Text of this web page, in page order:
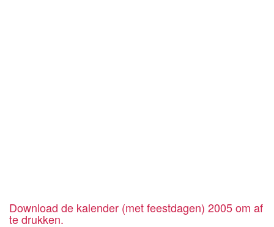
Download de kalender (met feestdagen) 2005 om af
te drukken.